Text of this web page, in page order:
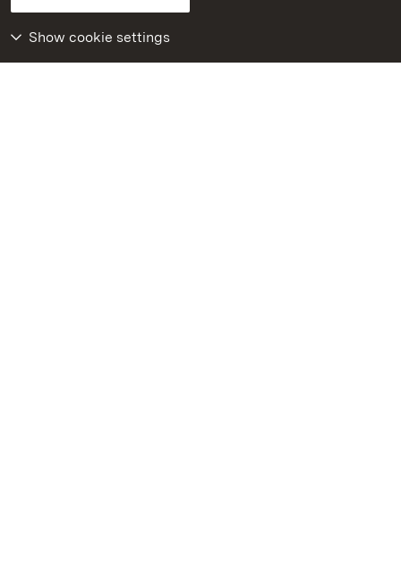
Show cookie settings
Declaration on barrier-free access
BITV-konform (geprüfte Seiten)